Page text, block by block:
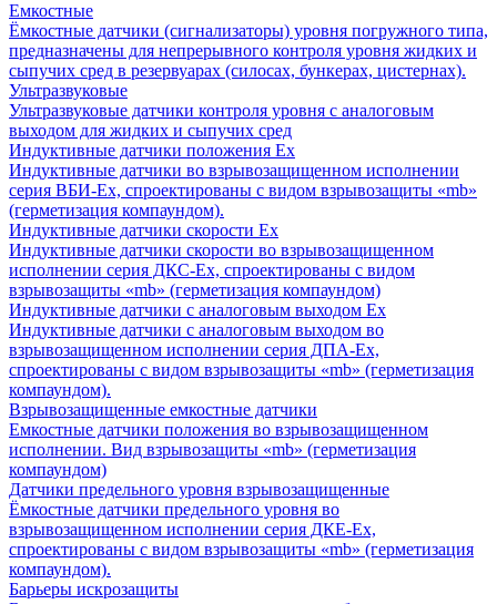
Емкостные
Ёмкостные датчики (сигнализаторы) уровня погружного типа,
предназначены для непрерывного контроля уровня жидких и
сыпучих сред в резервуарах (силосах, бункерах, цистернах).
Ультразвуковые
Ультразвуковые датчики контроля уровня с аналоговым
выходом для жидких и сыпучих сред
Индуктивные датчики положения Ех
Индуктивные датчики во взрывозащищенном исполнении
серия ВБИ-Ех, спроектированы с видом взрывозащиты «mb»
(герметизация компаундом).
Индуктивные датчики скорости Ех
Индуктивные датчики скорости во взрывозащищенном
исполнении серия ДКС-Ех, спроектированы с видом
взрывозащиты «mb» (герметизация компаундом)
Индуктивные датчики с аналоговым выходом Ех
Индуктивные датчики с аналоговым выходом во
взрывозащищенном исполнении серия ДПА-Ех,
спроектированы с видом взрывозащиты «mb» (герметизация
компаундом).
Взрывозащищенные емкостные датчики
Емкостные датчики положения во взрывозащищенном
исполнении. Вид взрывозащиты «mb» (герметизация
компаундом)
Датчики предельного уровня взрывозащищенные
Ёмкостные датчики предельного уровня во
взрывозащищенном исполнении серия ДКЕ-Ех,
спроектированы с видом взрывозащиты «mb» (герметизация
компаундом).
Барьеры искрозащиты